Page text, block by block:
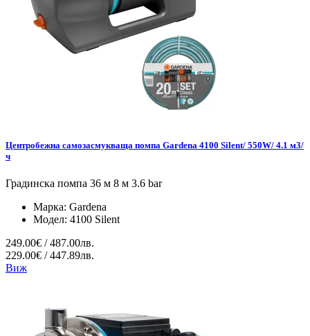
Центробежна самозасмукваща помпа Gardena 4100 Silent/ 550W/ 4.1 м3/
ч
Градинска помпа 36 м 8 м 3.6 bar
Марка: Gardena
Модел: 4100 Silent
249.00€ / 487.00лв.
229.00€ / 447.89лв.
Виж